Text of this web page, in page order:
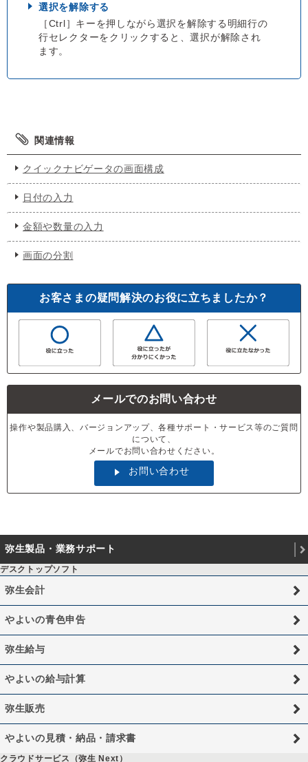
選択を解除する
［Ctrl］キーを押しながら選択を解除する明細行の
行セレクターをクリックすると、選択が解除され
ます。
関連情報
クイックナビゲータの画面構成
日付の入力
金額や数量の入力
画面の分割
お客さまの疑問解決のお役に立ちましたか？
メールでのお問い合わせ
操作や製品購入、バージョンアップ、各種サポート・サービス等のご質問
について、
メールでお問い合わせください。
お問い合わせ
弥生製品・業務サポート
デスクトップソフト
弥生会計
やよいの青色申告
弥生給与
やよいの給与計算
弥生販売
やよいの見積・納品・請求書
クラウドサービス（弥生 Next）